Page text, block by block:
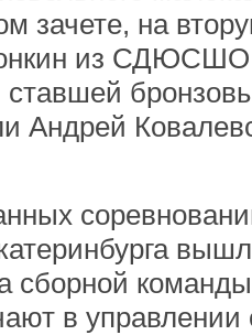
зачете, на
из
ставшей
Андрей
сборной
в управлении